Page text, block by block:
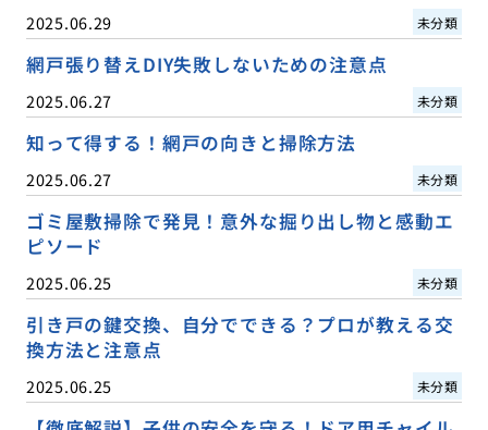
2025.06.29 未分類
網戸張り替えDIY失敗しないための注意点
2025.06.27 未分類
知って得する！網戸の向きと掃除方法
2025.06.27 未分類
ゴミ屋敷掃除で発見！意外な掘り出し物と感動エ
ピソード
2025.06.25 未分類
引き戸の鍵交換、自分でできる？プロが教える交
換方法と注意点
2025.06.25 未分類